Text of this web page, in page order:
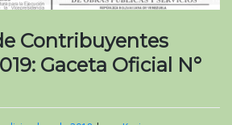
Contribuyentes
Gaceta Oficial N°